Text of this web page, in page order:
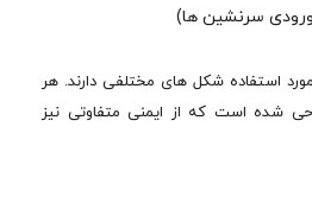
استفاده شکل های مختلفی دارند. هر
شده است که از ایمنی متفاوتی نیز